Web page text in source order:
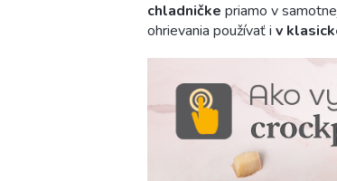
chladničke priamo v
ohrievania používať i v